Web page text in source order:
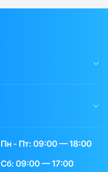
Пн - Пт: 09:00 — 18:00
Сб: 09:00 — 17:00